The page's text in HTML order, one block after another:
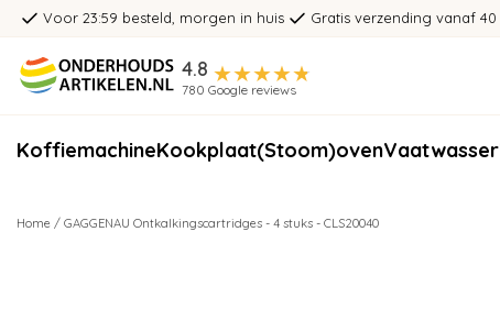
Voor 23:59 besteld, morgen in huis Gratis verzending vanaf
4.8
780 Google reviews
KoffiemachineKookplaat(Stoom)ovenVaatwasser
Home / GAGGENAU Ontkalkingscartridges - 4 stuks - CLS20040